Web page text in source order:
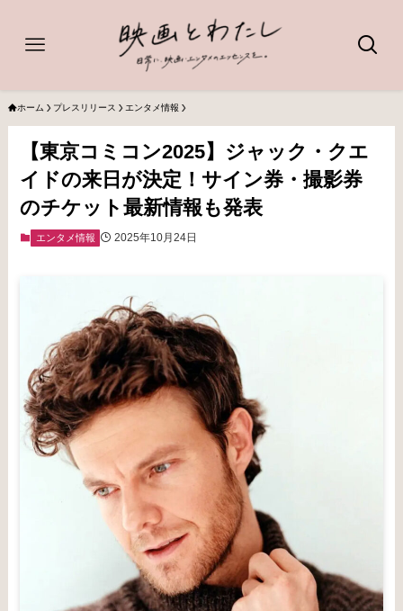
ホーム プレスリリース エンタメ情報
【東京コミコン2025】ジャック・クエ
イドの来日が決定！サイン券・撮影券
のチケット最新情報も発表
エンタメ情報 2025年10月24日